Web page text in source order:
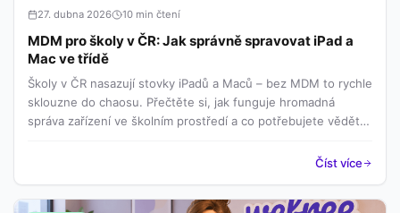
27. dubna 2026 10 min čtení
MDM pro školy v ČR: Jak správně spravovat iPad a
Mac ve třídě
Školy v ČR nasazují stovky iPadů a Maců – bez MDM to rychle
sklouzne do chaosu. Přečtěte si, jak funguje hromadná
správa zařízení ve školním prostředí a co potřebujete vědět
Číst více